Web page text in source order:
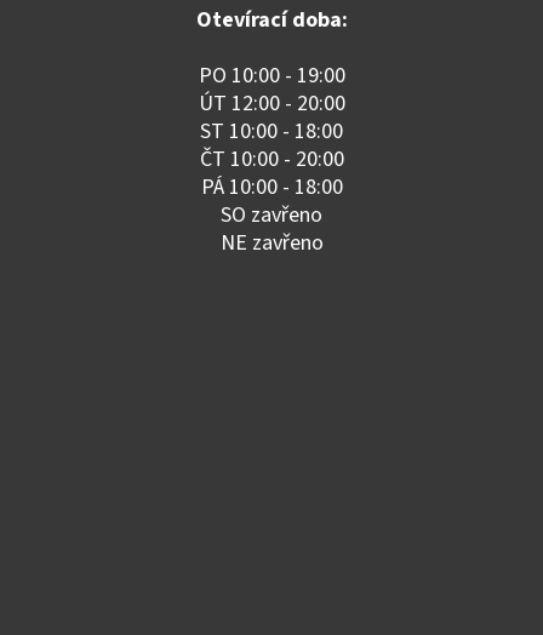
Otevírací doba:
PO 10:00 - 19:00
ÚT 12:00 - 20:00
ST 10:00 - 18:00
ČT 10:00 - 20:00
PÁ 10:00 - 18:00
SO zavřeno
NE zavřeno